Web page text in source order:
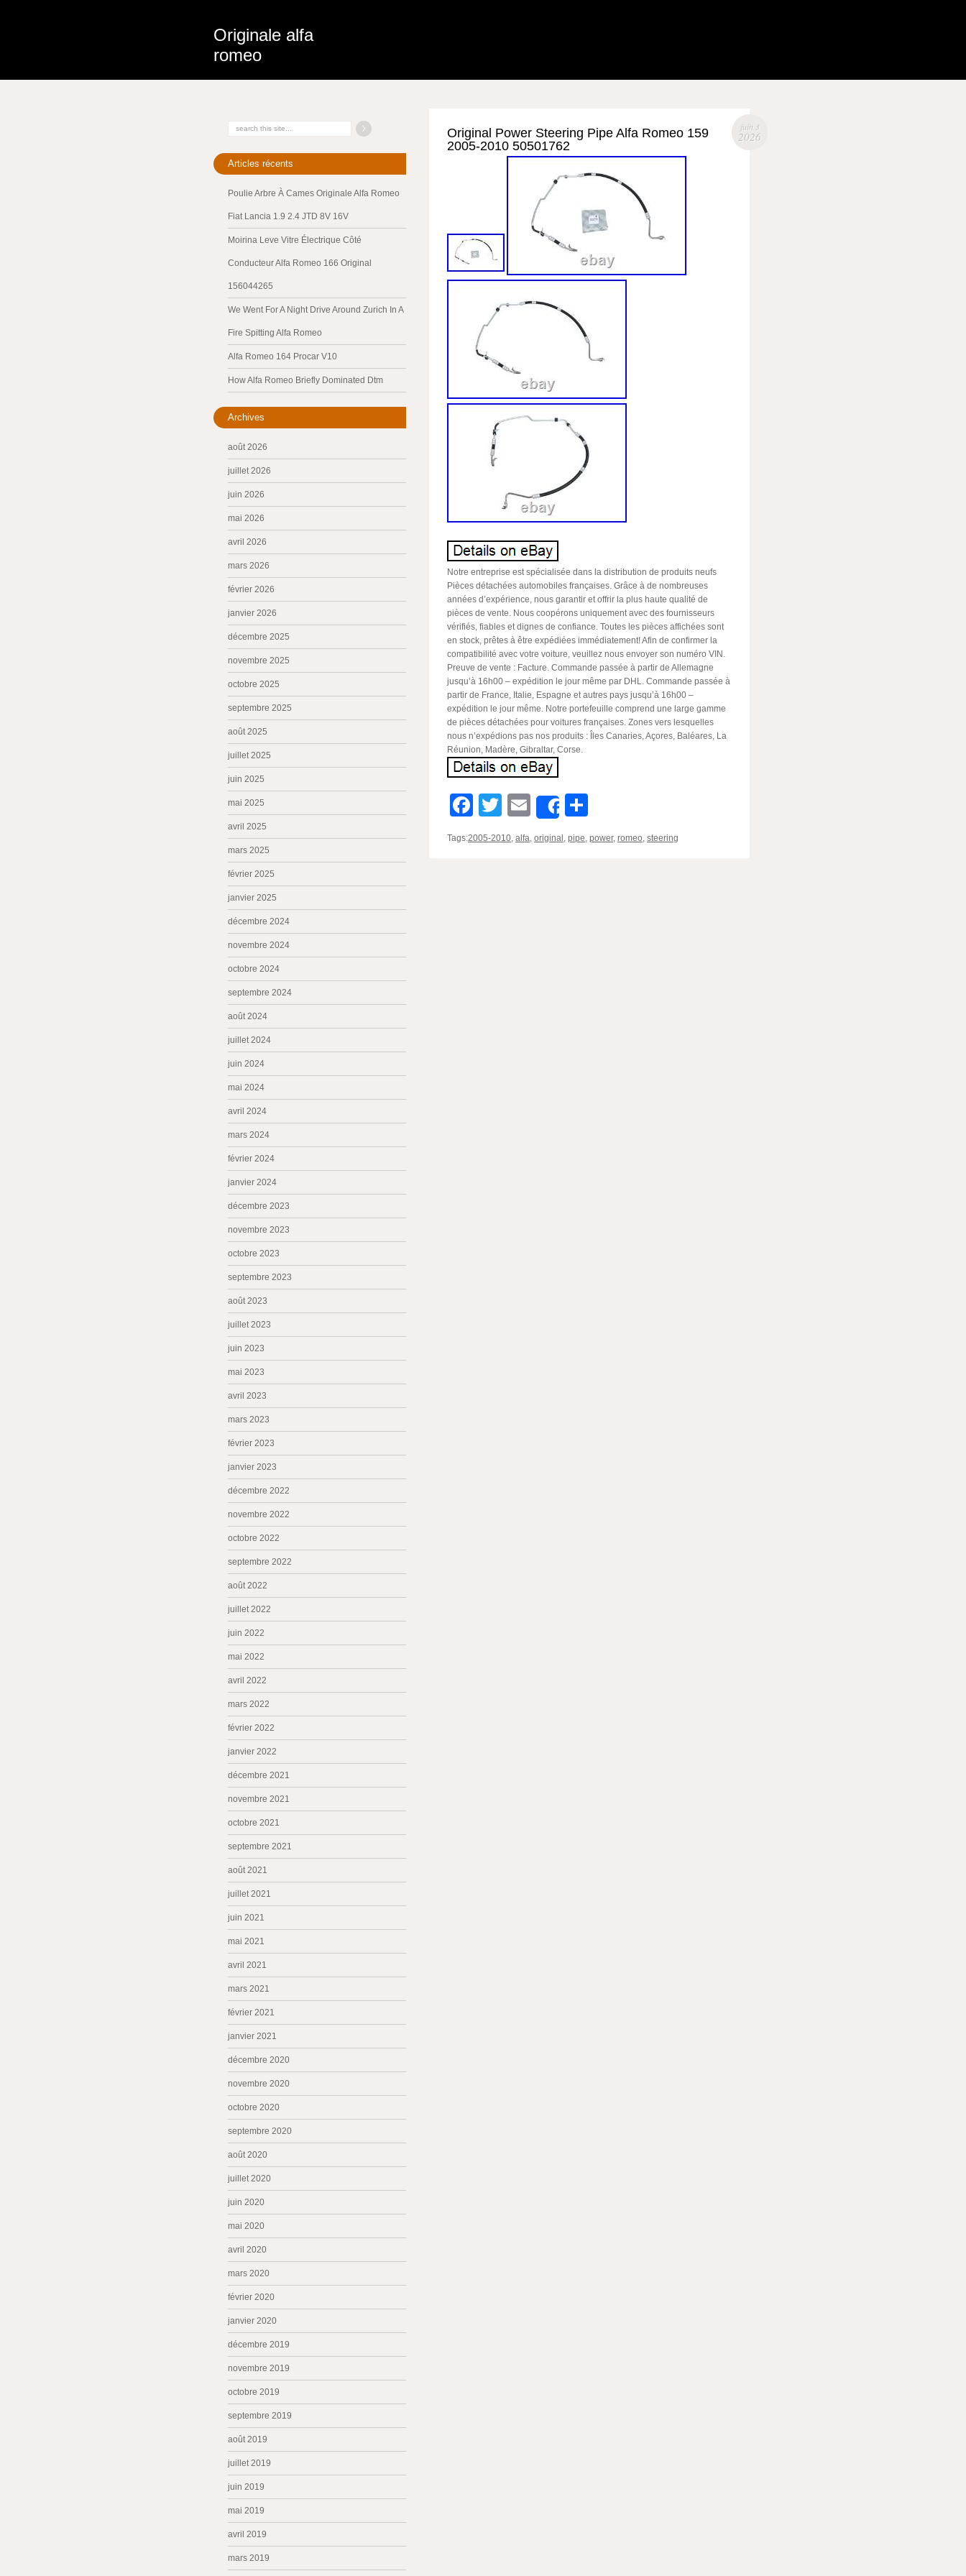
Originale alfa
romeo
juin 3
2026
Original Power Steering Pipe Alfa Romeo 159
2005-2010 50501762
Notre entreprise est spécialisée dans la distribution de produits neufs
Pièces détachées automobiles françaises. Grâce à de nombreuses
années d’expérience, nous garantir et offrir la plus haute qualité de
pièces de vente. Nous coopérons uniquement avec des fournisseurs
vérifiés, fiables et dignes de confiance. Toutes les pièces affichées sont
en stock, prêtes à être expédiées immédiatement! Afin de confirmer la
compatibilité avec votre voiture, veuillez nous envoyer son numéro VIN.
Preuve de vente : Facture. Commande passée à partir de Allemagne
jusqu’à 16h00 – expédition le jour même par DHL. Commande passée à
partir de France, Italie, Espagne et autres pays jusqu’à 16h00 –
expédition le jour même. Notre portefeuille comprend une large gamme
de pièces détachées pour voitures françaises. Zones vers lesquelles
nous n’expédions pas nos produits : Îles Canaries, Açores, Baléares, La
Réunion, Madère, Gibraltar, Corse.
Facebook
TwitterEmailShare
Tags:2005-2010, alfa, original , pipe, power, romeo, steering
Articles récents
Poulie Arbre À Cames Originale Alfa Romeo
Fiat Lancia 1.9 2.4 JTD 8V 16V
Moirina Leve Vitre Électrique Côté
Conducteur Alfa Romeo 166 Original
156044265
We Went For A Night Drive Around Zurich In A
Fire Spitting Alfa Romeo
Alfa Romeo 164 Procar V10
How Alfa Romeo Briefly Dominated Dtm
Archives
août 2026
juillet 2026
juin 2026
mai 2026
avril 2026
mars 2026
février 2026
janvier 2026
décembre 2025
novembre 2025
octobre 2025
septembre 2025
août 2025
juillet 2025
juin 2025
mai 2025
avril 2025
mars 2025
février 2025
janvier 2025
décembre 2024
novembre 2024
octobre 2024
septembre 2024
août 2024
juillet 2024
juin 2024
mai 2024
avril 2024
mars 2024
février 2024
janvier 2024
décembre 2023
novembre 2023
octobre 2023
septembre 2023
août 2023
juillet 2023
juin 2023
mai 2023
avril 2023
mars 2023
février 2023
janvier 2023
décembre 2022
novembre 2022
octobre 2022
septembre 2022
août 2022
juillet 2022
juin 2022
mai 2022
avril 2022
mars 2022
février 2022
janvier 2022
décembre 2021
novembre 2021
octobre 2021
septembre 2021
août 2021
juillet 2021
juin 2021
mai 2021
avril 2021
mars 2021
février 2021
janvier 2021
décembre 2020
novembre 2020
octobre 2020
septembre 2020
août 2020
juillet 2020
juin 2020
mai 2020
avril 2020
mars 2020
février 2020
janvier 2020
décembre 2019
novembre 2019
octobre 2019
septembre 2019
août 2019
juillet 2019
juin 2019
mai 2019
avril 2019
mars 2019